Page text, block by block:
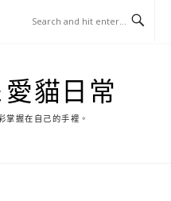
貓日常
掌握在自己的手裡。